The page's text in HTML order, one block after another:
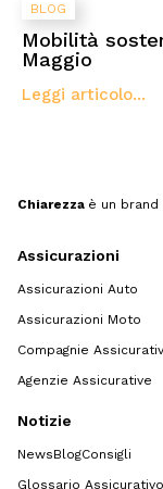
BLOG
Mobilità
Maggio
Leggi articolo...
Chiarezza è un
Assicurazioni
Assicurazioni Auto
Assicurazioni Moto
Compagnie
Agenzie Assicurative
Notizie
NewsBlogConsigli
Glossario Assicurativo